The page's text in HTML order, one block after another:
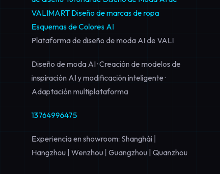
VALIMART Diseño de marcas de ropa
Esquemas de Colores AI
Plataforma de diseño de moda AI de VALI
Diseño de moda AI · Creación de modelos de
inspiración AI y modificación inteligente ·
Adaptación multiplataforma
13764996475
Experiencia en showroom: Shanghái |
Hangzhou | Wenzhou | Guangzhou | Quanzhou